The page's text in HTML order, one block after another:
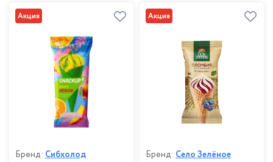
Акция
Бренд: Сибхолод
Акция
Бренд: Село Зелёное